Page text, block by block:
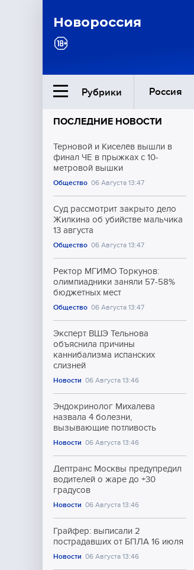
Новороссия
Рубрики Россия
Ближний Восток
Общество
Культура
ПОСЛЕДНИЕ НОВОСТИ
Терновой и Киселёв вышли в
финал ЧЕ в прыжках с 10-
метровой вышки
Общество 06 Августа 13:47
Суд рассмотрит закрыто дело
Жилкина об убийстве мальчика
13 августа
Общество 06 Августа 13:47
Ректор МГИМО Торкунов:
олимпиадники заняли 57-58%
бюджетных мест
Общество 06 Августа 13:47
Эксперт ВШЭ Тельнова
объяснила причины
каннибализма испанских
слизней
Новости 06 Августа 13:46
Эндокринолог Михалева
назвала 4 болезни,
вызывающие потливость
Новости 06 Августа 13:46
Дептранс Москвы предупредил
водителей о жаре до +30
градусов
Новости 06 Августа 13:46
Грайфер: выписали 2
пострадавших от БПЛА 16 июля
Новости 06 Августа 13:46